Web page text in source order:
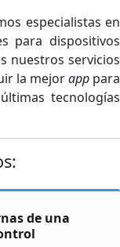
especialistas en
para dispositivos
nuestros servicios
la mejorapppara
tecnologías
de una